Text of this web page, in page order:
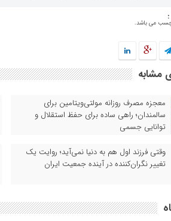
می باشد.
مشابه
معجزه مصرف روزانه مولتی‌ویتامین برای
سالمندان؛ راهی ساده برای حفظ استقلال و
توانایی جسمی
وقتی فرزند اول هم به دنیا نمی‌آید؛ روایت یک
تغییر نگران‌کننده در آینده جمعیت ایران